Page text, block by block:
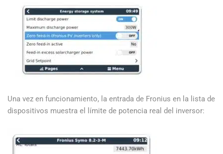
Una vez en funcionamiento, la entrada de Fronius en la lista de
dispositivos muestra el límite de potencia real del inversor: